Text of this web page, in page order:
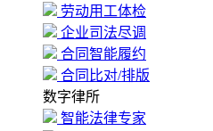
劳动用工体检
企业司法尽调
合同智能履约
合同比对/排版
数字律所
智能法律专家